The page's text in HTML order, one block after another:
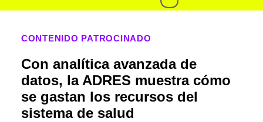
CONTENIDO PATROCINADO
Con analítica avanzada de
datos, la ADRES muestra cómo
se gastan los recursos del
sistema de salud